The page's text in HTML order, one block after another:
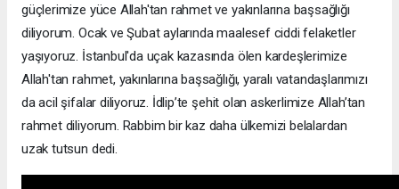
güçlerimize yüce Allah'tan rahmet ve yakınlarına başsağlığı
diliyorum. Ocak ve Şubat aylarında maalesef ciddi felaketler
yaşıyoruz. İstanbul'da uçak kazasında ölen kardeşlerimize
Allah'tan rahmet, yakınlarına başsağlığı, yaralı vatandaşlarımızı
da acil şifalar diliyoruz. İdlip’te şehit olan askerlimize Allah’tan
rahmet diliyorum. Rabbim bir kaz daha ülkemizi belalardan
uzak tutsun dedi.